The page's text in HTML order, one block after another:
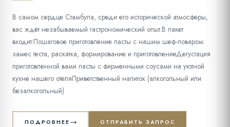
В самом сердце Стамбула, среди его исторической атмосферы,
вас ждёт незабываемый гастрономический опыт.В пакет
входит:Пошаговое приготовление пасты с нашим шеф-поваром:
замес теста, раскатка, формирование и приготовлениеДегустация
приготовленной вами пасты с фирменными соусами на уютной
кухне нашего отеляПриветственный напиток (алкогольный или
безалкогольный)
ПОДРОБНЕЕ ОТПРАВИТЬ ЗАПРОС